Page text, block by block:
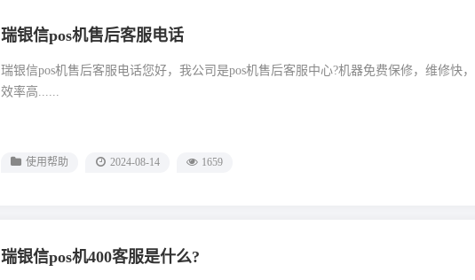
瑞银信pos机售后客服电话
瑞银信pos机售后客服电话您好，我公司是pos机售后客服中心?机器免费保修，维修快，
效率高......
使用帮助 2024-08-14 1659
瑞银信pos机400客服是什么?